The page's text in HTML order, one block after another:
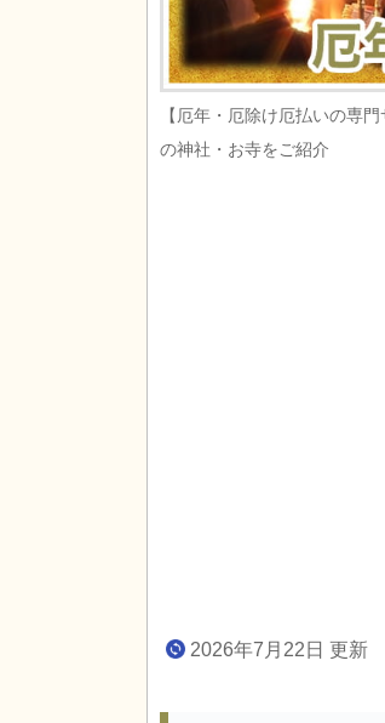
【厄年・厄除け厄払いの専
の神社・お寺をご紹介
2026年7月22日 更新